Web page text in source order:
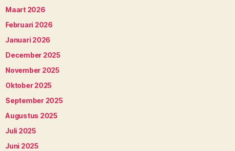
Maart 2026
Februari 2026
Januari 2026
December 2025
November 2025
Oktober 2025
September 2025
Augustus 2025
Juli 2025
Juni 2025